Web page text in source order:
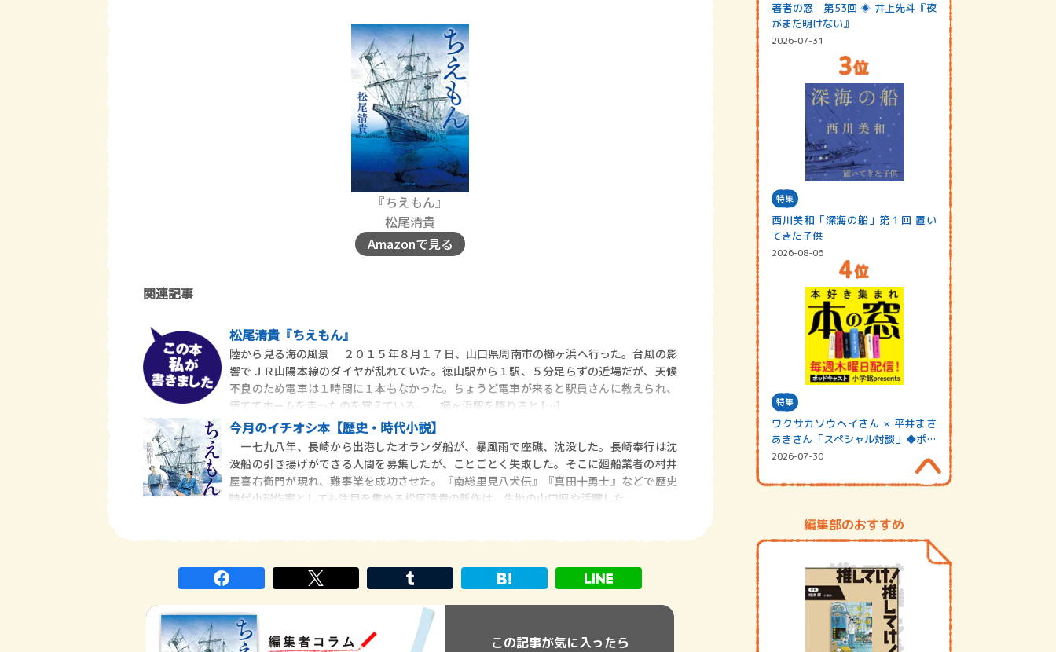
『ちえもん』
松尾清貴
Amazonで見る
関連記事
松尾清貴『ちえもん』
陸から見る海の風景 ２０１５年８月１７日、山口県周南市の櫛ヶ浜へ行った。台風の影
響でＪＲ山陽本線のダイヤが乱れていた。徳山駅から１駅、５分足らずの近場だが、天候
不良のため電車は１時間に１本もなかった。ちょうど電車が来ると駅員さんに教えられ、
慌ててホームを走ったのを覚えている。 櫛ヶ浜駅を降りると […]
今月のイチオシ本【歴史・時代小説】
一七九八年、長崎から出港したオランダ船が、暴風雨で座礁、沈没した。長崎奉行は沈
没船の引き揚げができる人間を募集したが、ことごとく失敗した。そこに廻船業者の村井
屋喜右衛門が現れ、難事業を成功させた。『南総里見八犬伝』『真田十勇士』などで歴史
時代小説作家としても注目を集める松尾清貴の新作は、生地の山口県や活躍した
この記事が気に入ったら
著者の窓 第53回 ◈ 井上先斗『夜
がまだ明けない』
2026-07-31
特集
西川美和「深海の船」第１回 置い
てきた子供
2026-08-06
特集
ワクサカソウヘイさん × 平井まさ
あきさん「スペシャル対談」◆ポッ
ドキャスト…
2026-07-30
編集部のおすすめ